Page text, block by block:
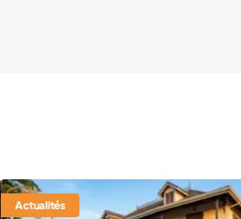
Actualités